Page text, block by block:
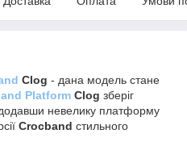
Clog - дана модель стане
Platform Clog зберіг
додавши невелику платформу
Crocband стильного